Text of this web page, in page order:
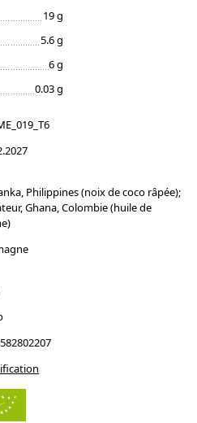
19 g
5.6 g
6 g
0.03 g
Philippines (noix de coco râpée);
Ghana, Colombie (huile de